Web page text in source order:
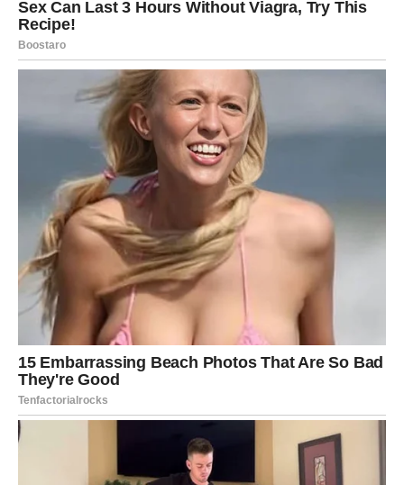
To će vam pomoći da shvatite da određene stvari nisu
bile vaša krivica i da su se okolnosti razvile na način koji
niko nije mogao da kontroliše.
Nova šansa može promeniti budućnost
Pred Rakovima je veoma važan period. Oni koji još uvek
osećaju nešto prema bivšoj ljubavi mogli bi dobiti priliku
da započnu potpuno novo poglavlje. Ovoga puta odnos
može biti stabilniji, iskreniji i mnogo zreliji nego ranije.
Naravno, konačna odluka biće samo vaša, ali jedno je
sigurno – sudbina vam uskoro pruža priliku kakva se ne
dobija često.
PROŠLOST DONOSI VELIKI
PREOKRET
Škorpija, Vodolija i Rak nalaze se pred periodom u kojem
će prošlost pokazati svu svoju snagu. Bivša ljubav nije